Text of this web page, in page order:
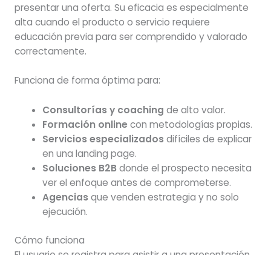
presentar una oferta. Su eficacia es especialmente
alta cuando el producto o servicio requiere
educación previa para ser comprendido y valorado
correctamente.
Funciona de forma óptima para:
Consultorías y coaching de alto valor.
Formación onlinecon metodologías propias.
Servicios especializados difíciles de explicar
en una landing page.
Soluciones B2B donde el prospecto necesita
ver el enfoque antes de comprometerse.
Agencias que venden estrategia y no solo
ejecución.
Cómo funciona